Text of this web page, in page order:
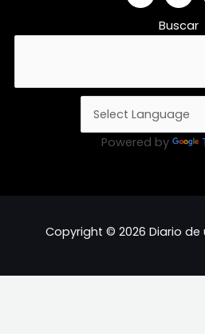
Buscar
Powered by
Copyright © 2026 Diario de